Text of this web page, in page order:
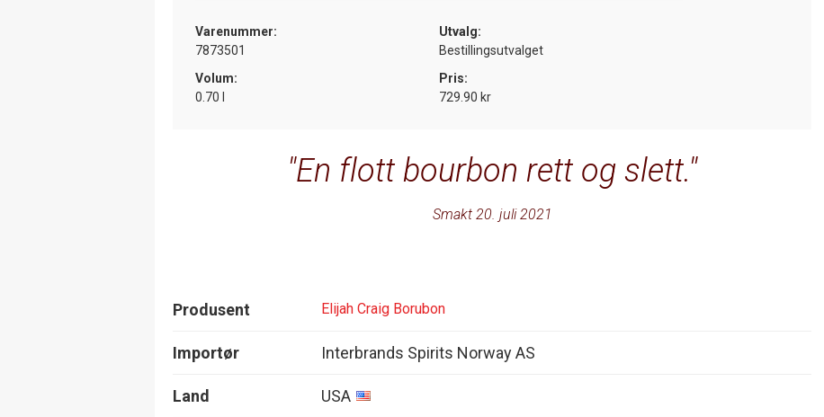
Varenummer:
7873501
Utvalg:
Bestillingsutvalget
Volum:
0.70 l
Pris:
729.90 kr
En flott bourbon rett og slett.
Smakt 20. juli 2021
Produsent Elijah Craig Borubon
Importør Interbrands Spirits Norway AS
Land USA